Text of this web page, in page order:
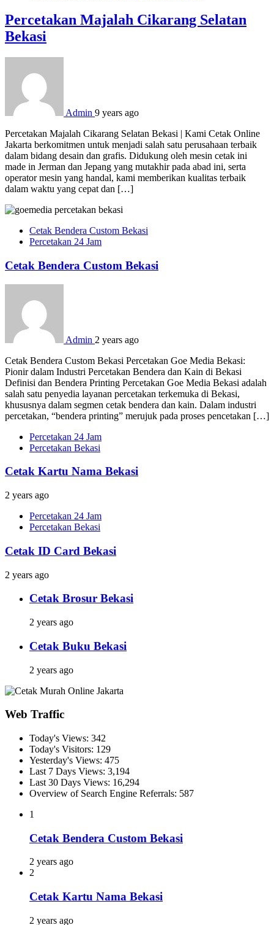
Percetakan Majalah Cikarang Selatan
Bekasi
Admin 9 years ago
Percetakan Majalah Cikarang Selatan Bekasi | Kami Cetak Online
Jakarta berkomitmen untuk menjadi salah satu perusahaan terbaik
dalam bidang desain dan grafis. Didukung oleh mesin cetak ini
made in Jerman dan Jepang yang mutakhir pada abad ini, serta
operator mesin yang handal, kami memberikan kualitas terbaik
dalam waktu yang cepat dan […]
Cetak Bendera Custom Bekasi
Percetakan 24 Jam
Cetak Bendera Custom Bekasi
Admin 2 years ago
Cetak Bendera Custom Bekasi Percetakan Goe Media Bekasi:
Pionir dalam Industri Percetakan Bendera dan Kain di Bekasi
Definisi dan Bendera Printing Percetakan Goe Media Bekasi adalah
salah satu penyedia layanan percetakan terkemuka di Bekasi,
khususnya dalam segmen cetak bendera dan kain. Dalam industri
percetakan, “bendera printing” merujuk pada proses pencetakan […]
Percetakan 24 Jam
Percetakan Bekasi
Cetak Kartu Nama Bekasi
2 years ago
Percetakan 24 Jam
Percetakan Bekasi
Cetak ID Card Bekasi
2 years ago
Cetak Brosur Bekasi
2 years ago
Cetak Buku Bekasi
2 years ago
Web Traffic
Today's Views: 342
Today's Visitors: 129
Yesterday's Views: 475
Last 7 Days Views: 3,194
Last 30 Days Views: 16,294
Overview of Search Engine Referrals: 587
1
Cetak Bendera Custom Bekasi
2 years ago
2
Cetak Kartu Nama Bekasi
2 years ago